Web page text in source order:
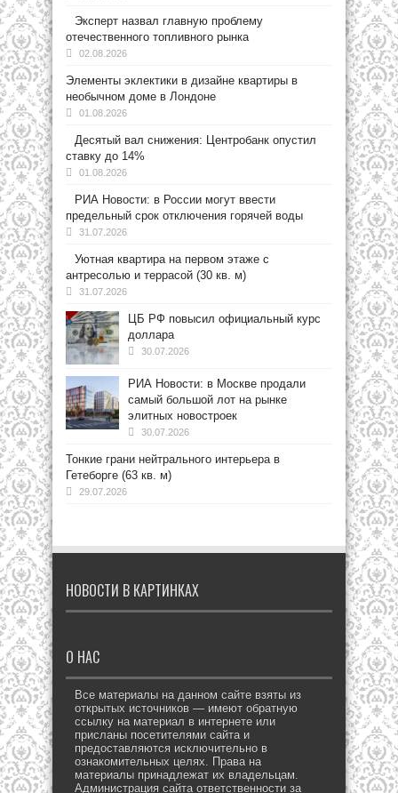
Эксперт назвал главную проблему
отечественного топливного рынка
02.08.2026
Элементы эклектики в дизайне квартиры в
необычном доме в Лондоне
01.08.2026
Десятый вал снижения: Центробанк опустил
ставку до 14%
01.08.2026
РИА Новости: в России могут ввести
предельный срок отключения горячей воды
31.07.2026
Уютная квартира на первом этаже с
антресолью и террасой (30 кв. м)
31.07.2026
ЦБ РФ повысил официальный курс
доллара
30.07.2026
РИА Новости: в Москве продали
самый большой лот на рынке
элитных новостроек
30.07.2026
Тонкие грани нейтрального интерьера в
Гетеборге (63 кв. м)
29.07.2026
НОВОСТИ В КАРТИНКАХ
О НАС
Все материалы на данном сайте взяты из
открытых источников — имеют обратную
ссылку на материал в интернете или
присланы посетителями сайта и
предоставляются исключительно в
ознакомительных целях. Права на
материалы принадлежат их владельцам.
Администрация сайта ответственности за